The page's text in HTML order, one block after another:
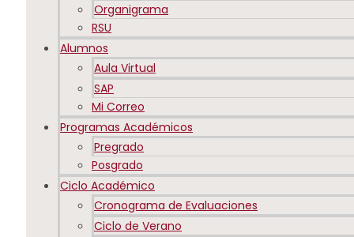
Organigrama
RSU
Alumnos
Aula Virtual
SAP
Mi Correo
Programas Académicos
Pregrado
Posgrado
Ciclo Académico
Cronograma de Evaluaciones
Ciclo de Verano